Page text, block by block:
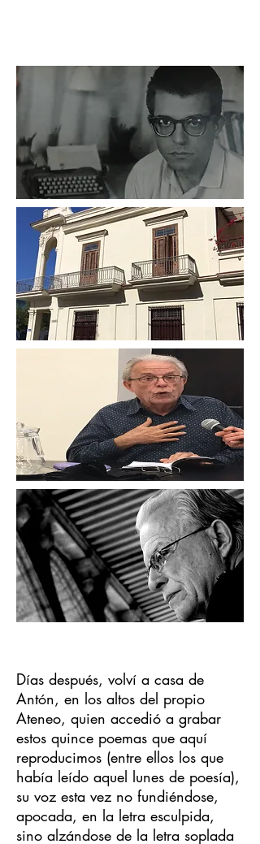
Días después, volví a casa de
Antón, en los altos del propio
Ateneo, quien accedió a grabar
estos quince poemas que aquí
reproducimos (entre ellos los que
había leído aquel lunes de poesía),
su voz esta vez no fundiéndose,
apocada, en la letra esculpida,
sino alzándose de la letra soplada